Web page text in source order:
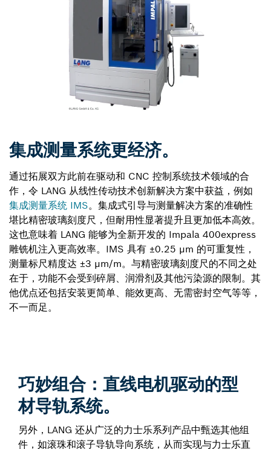
集成测量系统更经济。
通过拓展双方此前在驱动和 CNC 控制系统技术领域的合
作，令 LANG 从线性传动技术创新解决方案中获益，例如
集成测量系统 IMS。集成式引导与测量解决方案的准确性
堪比精密玻璃刻度尺，但耐用性显著提升且更加低本高效。
这也意味着 LANG 能够为全新开发的 Impala 400express
雕铣机注入更高效率。IMS 具有 ±0.25 μm 的可重复性，
测量标尺精度达 ±3 μm/m。与精密玻璃刻度尺的不同之处
在于，功能不会受到碎屑、润滑剂及其他污染源的限制。其
他优点还包括安装更简单、能效更高、无需密封空气等等，
不一而足。
巧妙组合：直线电机驱动的型
材导轨系统。
另外，LANG 还从广泛的力士乐系列产品中甄选其他组
件，如滚珠和滚子导轨导向系统，从而实现与力士乐直